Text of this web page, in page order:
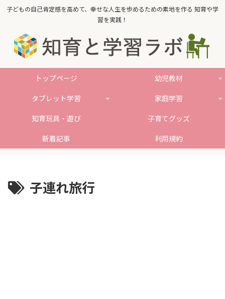
子どもの自己肯定感を高めて、幸せな人生を歩めるための素地を作る 知育や学
習を実践！
トップページ
幼児教材
タブレット学習
家庭学習
知育玩具・遊び
子育てグッズ
新着記事
利用規約
子連れ旅行